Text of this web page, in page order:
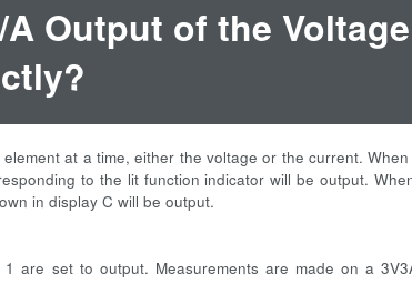
Output of the
at a time, either the voltage or the current.
to the lit function indicator will be output.
in display C will be output.
are set to output. Measurements are made on a